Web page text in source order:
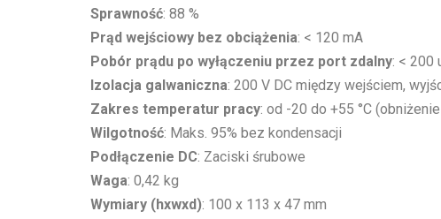
Sprawność: 88 %
Prąd wejściowy bez obciążenia: < 120 mA
Pobór prądu po wyłączeniu przez port zdalny: < 200
Izolacja galwaniczna: 200 V DC między wejściem,
Zakres temperatur pracy: od -20 do +55 °C
Wilgotność: Maks. 95% bez kondensacji
Podłączenie DC: Zaciski śrubowe
Waga: 0,42 kg
Wymiary (hxwxd): 100 x 113 x 47 mm